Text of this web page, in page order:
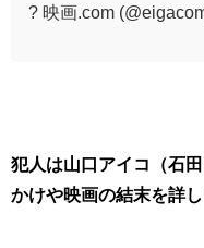
? 映画.com
犯人は山口アイコ（石
かけや映画の結末を詳し